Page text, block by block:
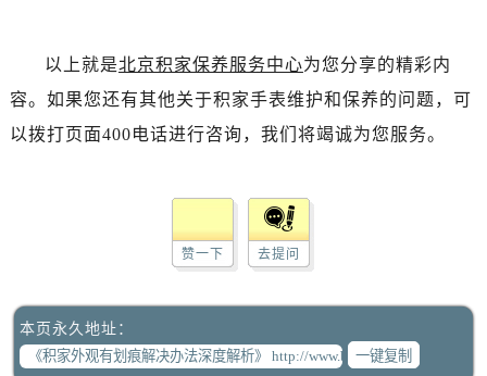
以上就是北京积家保养服务中心为您分享的精彩内
容。如果您还有其他关于积家手表维护和保养的问题，可
以拨打页面400电话进行咨询，我们将竭诚为您服务。
赞一下 去提问
本页永久地址：
一键复制